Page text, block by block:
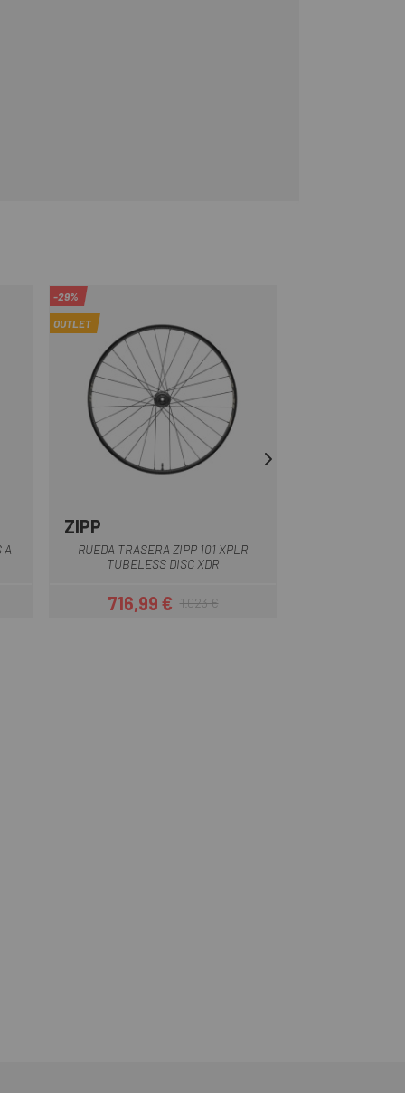
A
-29%
OUTLET
ZIPP
RUEDA TRASERA ZIPP 101 XPLR
TUBELESS DISC XDR
Prezzo
716,99 €Prezzo base
1.023 €